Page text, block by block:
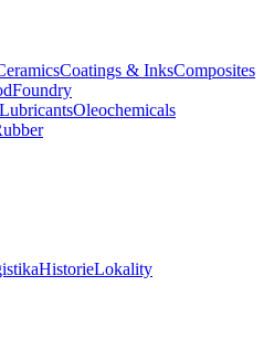
Coatings & InksComposites
Foundry
Oleochemicals
HistorieLokality